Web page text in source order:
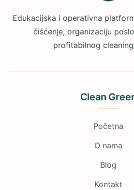
Edukacijska i operativna
čišćenje, organizaciju
profitabilnog
Clean
Početna
O nama
Blog
Kontakt